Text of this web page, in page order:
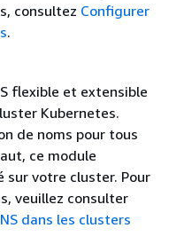
consultez Configurer
.
flexible et extensible
Kubernetes.
de noms pour tous
ce module
votre cluster. Pour
veuillez consulter
dans les clusters